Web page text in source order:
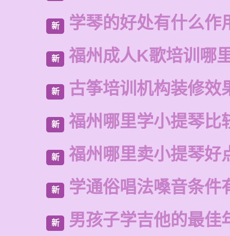
新 学琴的好处有什么作
新 福州成人K歌培训哪
新 古筝培训机构装修效
新 福州哪里学小提琴比
新 福州哪里卖小提琴好
新 学通俗唱法嗓音条件
新 男孩子学吉他的最佳